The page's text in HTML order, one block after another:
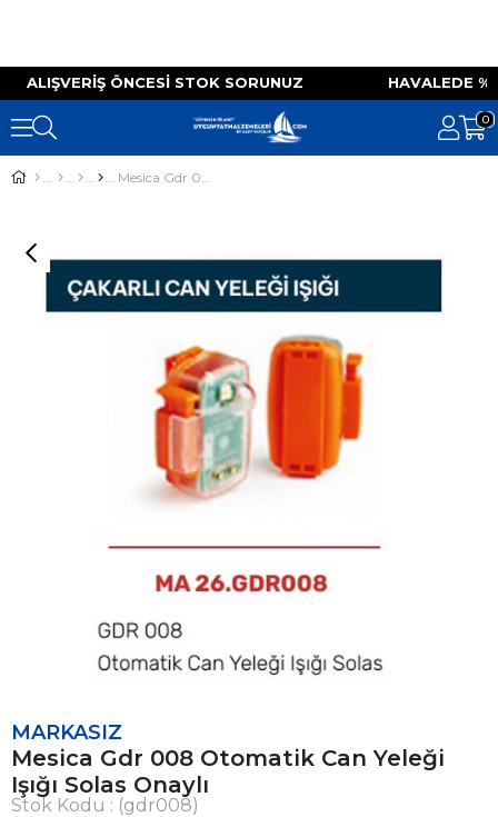
ALIŞVERIŞ ÖNCESI STOK SORUNUZ
0
Mesica Gdr 008 Otomatik Can Yeleği Işığı Solas Onaylı
MARKASIZ
Mesica Gdr 008 Otomatik Can Yeleği
Işığı Solas Onaylı
Stok Kodu (gdr008)